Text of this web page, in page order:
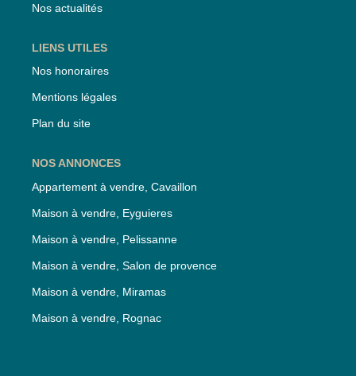
Nos actualités
LIENS UTILES
Nos honoraires
Mentions légales
Plan du site
NOS ANNONCES
Appartement à vendre, Cavaillon
Maison à vendre, Eyguieres
Maison à vendre, Pelissanne
Maison à vendre, Salon de provence
Maison à vendre, Miramas
Maison à vendre, Rognac